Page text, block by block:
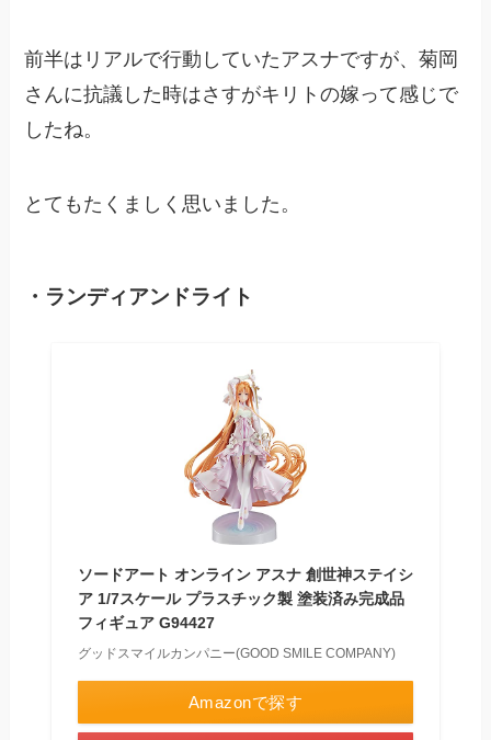
前半はリアルで行動していたアスナですが、菊岡
さんに抗議した時はさすがキリトの嫁って感じで
したね。
とてもたくましく思いました。
・ランディアンドライト
ソードアート オンライン アスナ 創世神ステイシ
ア 1/7スケール プラスチック製 塗装済み完成品
フィギュア G94427
グッドスマイルカンパニー(GOOD SMILE COMPANY)
Amazonで探す